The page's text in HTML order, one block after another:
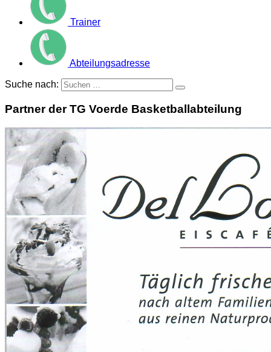
Trainer
Abteilungsadresse
Suche nach:
Partner der TG Voerde Basketballabteilung